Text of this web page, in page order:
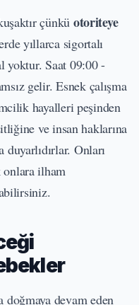
çünkü otoriteye
yıllarca sigortalı
yoktur. Saat 09:00 -
gelir. Esnek çalışma
hayalleri peşinden
ve insan haklarına
Onları
onlara ilham
doğmaya devam eden